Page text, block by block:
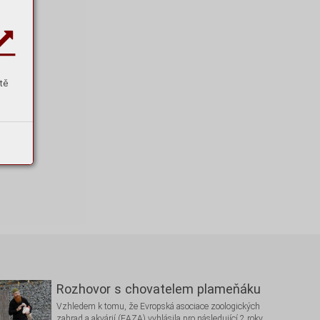
Rozhovor s chovatelem plameňáku
Vzhledem k tomu, že Evropská asociace zoologických